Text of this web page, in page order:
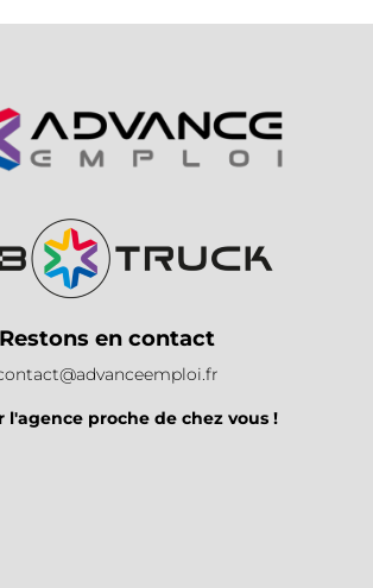
Restons en contact
l'agence proche de chez vous !